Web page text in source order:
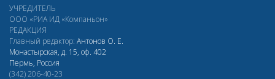
УЧРЕДИТЕЛЬ
ООО «РИА ИД «Компаньон»
РЕДАКЦИЯ
Главный редактор: Антонов О. Е.
Монастырская, д. 15, оф. 402
Пермь, Россия
(342) 206-40-23